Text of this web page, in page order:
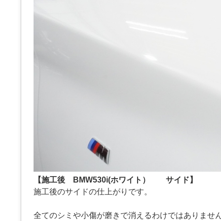
【施工後 BMW530i(ホワイト） サイド】
施工後のサイドの仕上がりです。
全てのシミや小傷が磨きで消えるわけではありませ